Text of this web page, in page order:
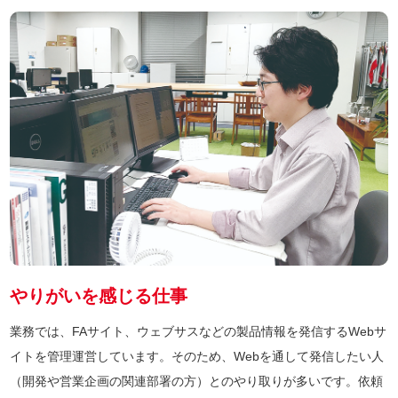
やりがいを感じる仕事
業務では、FAサイト、ウェブサスなどの製品情報を発信するWebサ
イトを管理運営しています。そのため、Webを通して発信したい人
（開発や営業企画の関連部署の方）とのやり取りが多いです。依頼